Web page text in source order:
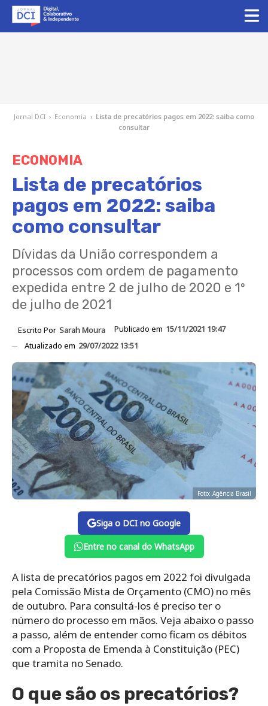
Jornal DCI › Economia › Lista de precatórios pagos em 2022: saiba como
consultar
ECONOMIA
Lista de precatórios
pagos em 2022: saiba
como consultar
Dívidas da União correspondem a
processos com ordem de pagamento
expedida entre 2 de julho de 2020 e 1º
de julho de 2021
Escrito Por Sarah Moura Publicado em 15/11/2021 19:47
Atualizado em 29/07/2022 13:51
Foto: Agência Brasil
Siga o DCI no Google
Entre no canal do WhatsApp
A lista de precatórios pagos em 2022 foi divulgada
pela Comissão Mista de Orçamento (CMO) no mês
de outubro. Para consultá-los é preciso ter o
número do processo em mãos. Veja abaixo o passo
a passo, além de entender como ficam os débitos
com a Proposta de Emenda à Constituição (PEC)
que tramita no Senado.
O que são os precatórios?